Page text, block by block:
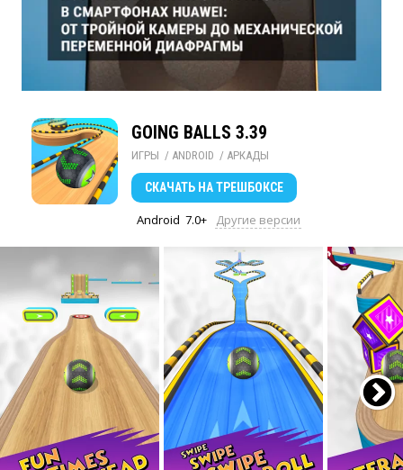
GOING BALLS 3.39
ИГРЫ / ANDROID / АРКАДЫ
СКАЧАТЬ НА ТРЕШБОКСЕ
Android 7.0+ Другие версии